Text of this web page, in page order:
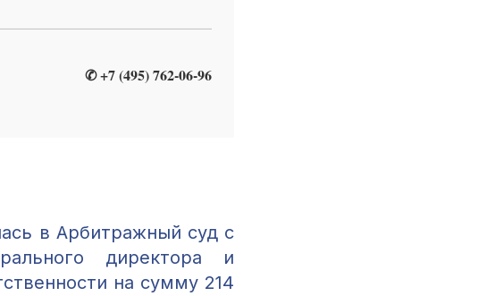
✆ +7 (495) 762-06-96
в Арбитражный суд с
директора и
на сумму 214